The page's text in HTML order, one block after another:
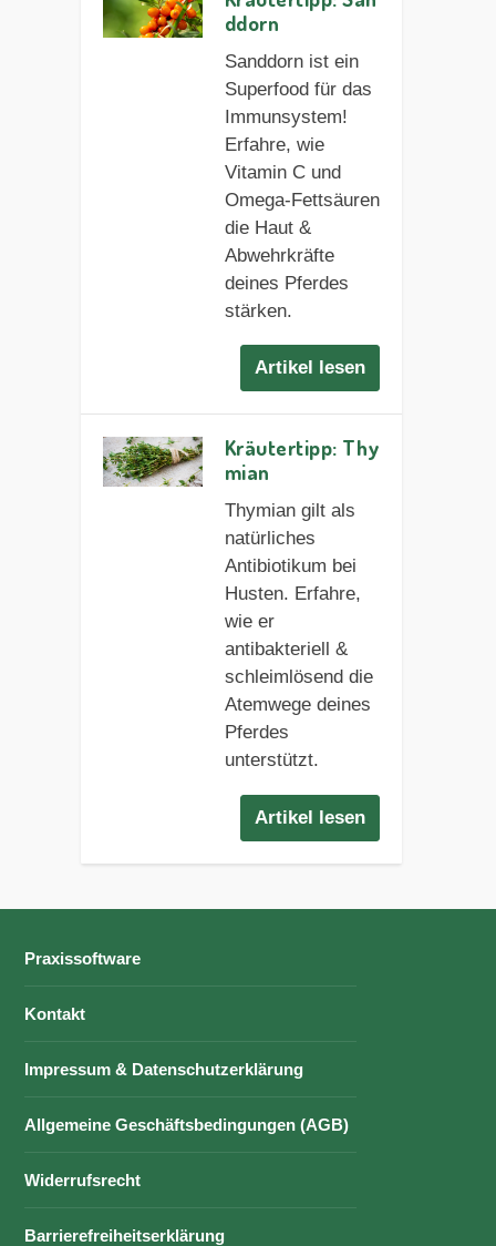
ddorn
Sanddorn ist ein
Superfood für das
Immunsystem!
Erfahre, wie
Vitamin C und
Omega-Fettsäuren
die Haut &
Abwehrkräfte
deines Pferdes
stärken.
Artikel lesen
Kräutertipp: Thy
mian
Thymian gilt als
natürliches
Antibiotikum bei
Husten. Erfahre,
wie er
antibakteriell &
schleimlösend die
Atemwege deines
Pferdes
unterstützt.
Artikel lesen
Praxissoftware
Kontakt
Impressum & Datenschutzerklärung
Allgemeine Geschäftsbedingungen (AGB)
Widerrufsrecht
Barrierefreiheitserklärung